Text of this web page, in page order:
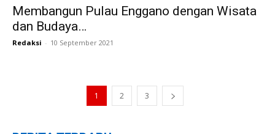
Membangun Pulau Enggano dengan Wisata
dan Budaya…
Redaksi - 10 September 2021
1 2 3